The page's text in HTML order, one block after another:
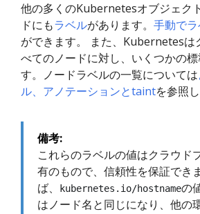
他の多くのKubernetesオブジェク
ドにもラベルがあります。 手動で
ができます。 また、Kubernetesは
べてのノードに対し、いくつかの
す。ノードラベルの一覧については
ル、アノテーションとtaintを参照
備考:
これらのラベルの値はクラウド
有のもので、信頼性を保証でき
ば、
kubernetes.io/hostnameの
はノード名と同じになり、他の